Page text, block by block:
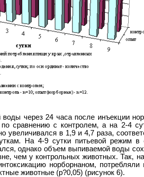
через 24 часа после инъекции
сравнению с контролем, а на 2-4
увеличивался в 1,9 и 4,7 раза,
На 4-9 сутки питьевой режим в
однако объем выпиваемой воды
чем у контрольных животных. Так,
норборнаном,
животные (р?0,05) (рисунок 6).